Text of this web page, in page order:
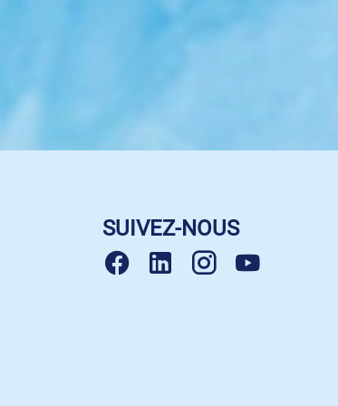
SUIVEZ-NOUS